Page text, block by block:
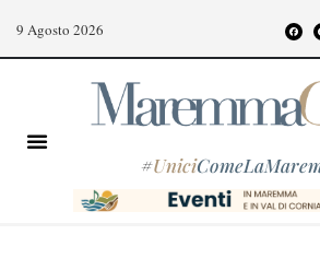
9 Agosto 2026
#Unici